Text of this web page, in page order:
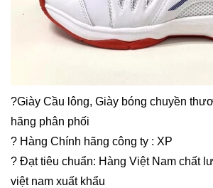
?Giày Cầu lông, Giày bóng chuyền
hãng phân phối
? Hàng Chính hãng công ty : XP
? Đạt tiêu chuẩn: Hàng Việt Nam chất
việt nam xuất khẩu